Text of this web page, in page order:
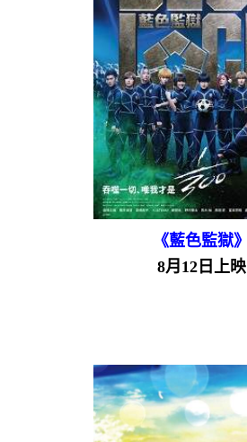
《藍色監獄》
8月12日上映